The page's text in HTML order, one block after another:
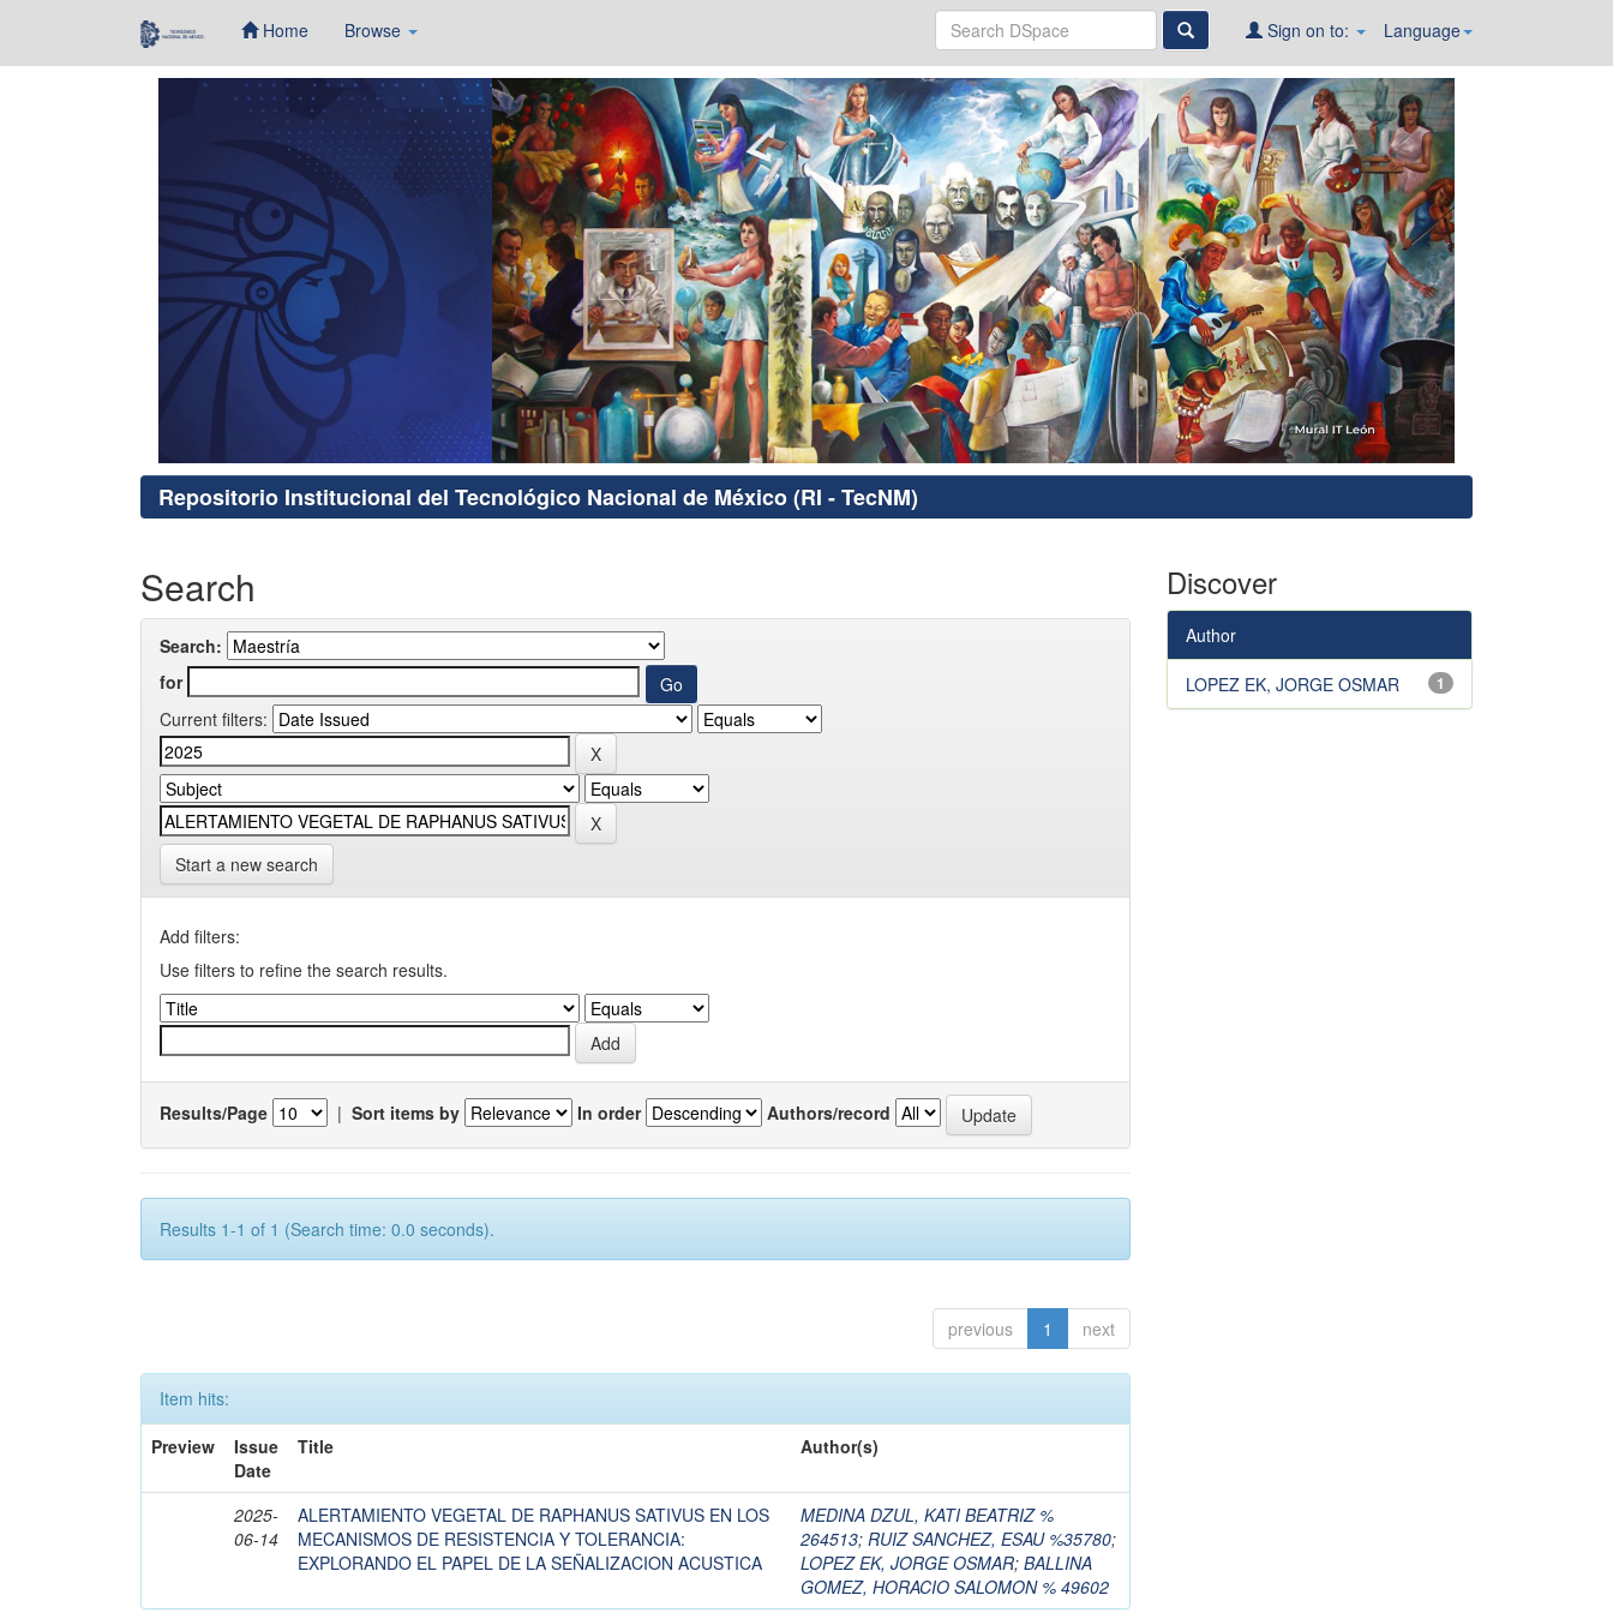
Home Browse Language
Sign on to:
Repositorio Institucional del Tecnológico Nacional de México (RI - TecNM)
Search
Search:
for
Current filters:
Start a new search
Add filters:
Use filters to refine the search results.
Results/Page | Sort items by In order Authors/record
Results 1-1 of 1 (Search time: 0.0 seconds).
previous 1 next
Item hits:
Preview
Issue
Date
Title Author(s)
2025-
06-14
ALERTAMIENTO VEGETAL DE RAPHANUS SATIVUS EN LOS
MECANISMOS DE RESISTENCIA Y TOLERANCIA:
EXPLORANDO EL PAPEL DE LA SEÑALIZACION ACUSTICA
MEDINA DZUL, KATI BEATRIZ %
264513; RUIZ SANCHEZ, ESAU %35780;
LOPEZ EK, JORGE OSMAR; BALLINA
GOMEZ, HORACIO SALOMON % 49602
Discover
Author
1
LOPEZ EK, JORGE OSMAR